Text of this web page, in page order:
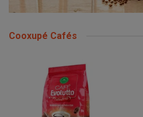
Cooxupé Cafés